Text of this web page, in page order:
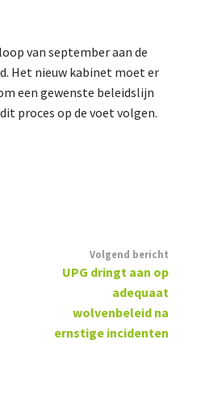
van september aan de
Het nieuw kabinet moet er
een gewenste beleidslijn
proces op de voet volgen.
Volgend bericht
UPG dringt aan op
adequaat
wolvenbeleid na
ernstige incidenten